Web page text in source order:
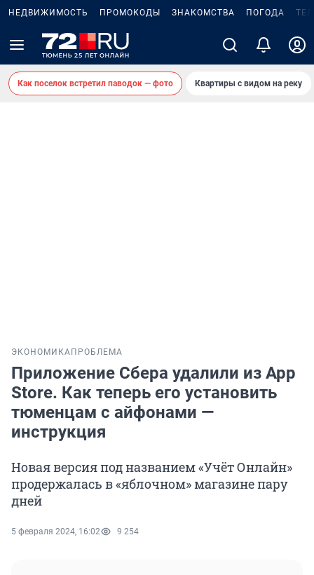
НЕДВИЖИМОСТЬ ПРОМОКОДЫ ЗНАКОМСТВА ПОГОДА
Как поселок встретил паводок — фото Квартиры с видом на реку
ЭКОНОМИКА ПРОБЛЕМА
Приложение Сбера удалили из App
Store. Как теперь его установить
тюменцам с айфонами —
инструкция
Новая версия под названием «Учёт Онлайн»
продержалась в «яблочном» магазине пару
дней
5 февраля 2024, 16:02 9 254